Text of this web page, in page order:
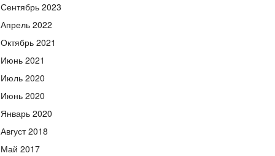
Сентябрь 2023
Апрель 2022
Октябрь 2021
Июнь 2021
Июль 2020
Июнь 2020
Январь 2020
Август 2018
Май 2017